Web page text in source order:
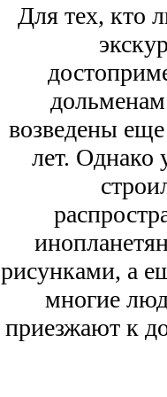
Для тех, кто
возведены
лет. Однако
рисунками, а
многие
приезжают к